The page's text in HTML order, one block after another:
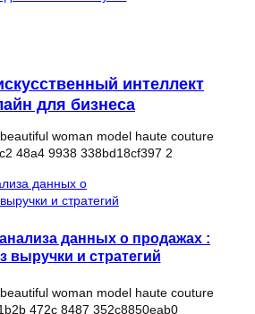
интеллект
для бизнеса
данных о продажах :
выручки и стратегий